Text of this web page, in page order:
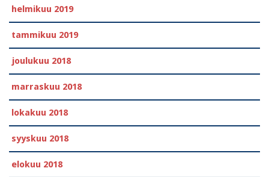
helmikuu 2019
tammikuu 2019
joulukuu 2018
marraskuu 2018
lokakuu 2018
syyskuu 2018
elokuu 2018